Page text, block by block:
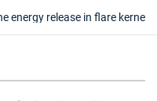
energy release in flare kernels